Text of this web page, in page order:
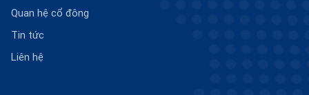
Quan hệ cổ đông
Tin tức
Liên hệ